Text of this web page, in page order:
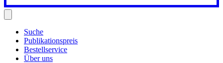
Suche
Publikationspreis
Bestellservice
Über uns